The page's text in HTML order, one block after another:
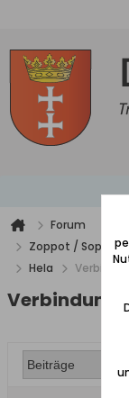
Forum
Zoppot / Sopot,
Hela
Verbindung